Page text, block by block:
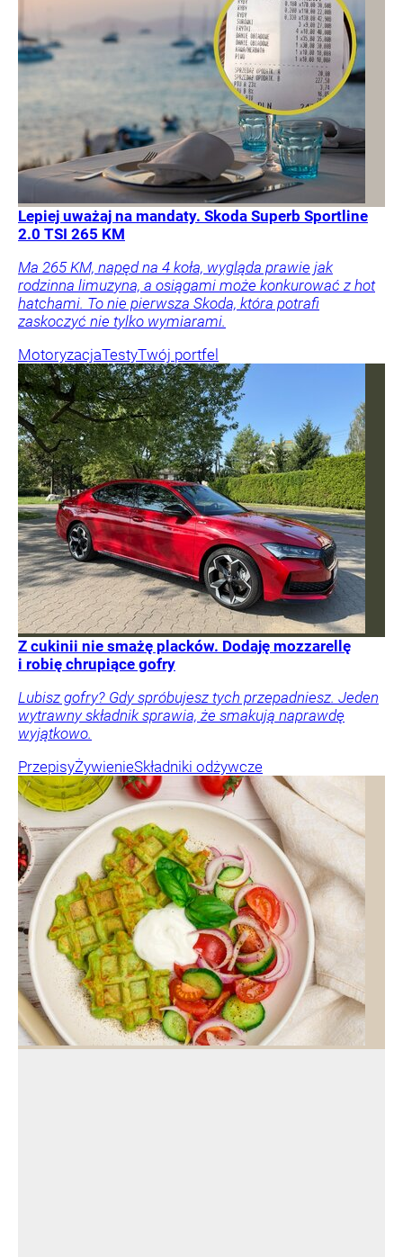
Lepiej uważaj na mandaty. Skoda Superb Sportline
2.0 TSI 265 KM
Ma 265 KM, napęd na 4 koła, wygląda prawie jak
rodzinna limuzyna, a osiągami może konkurować z hot
hatchami. To nie pierwsza Skoda, która potrafi
zaskoczyć nie tylko wymiarami.
MotoryzacjaTestyTwój portfel
Z cukinii nie smażę placków. Dodaję mozzarellę
i robię chrupiące gofry
Lubisz gofry? Gdy spróbujesz tych przepadniesz. Jeden
wytrawny składnik sprawia, że smakują naprawdę
wyjątkowo.
PrzepisyŻywienieSkładniki odżywcze